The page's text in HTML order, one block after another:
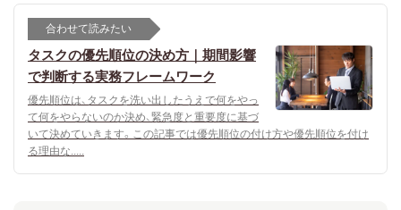
合わせて読みたい
タスクの優先順位の決め方｜期間影響
で判断する実務フレームワーク
優先順位は、タスクを洗い出したうえで何をやっ
て何をやらないのか決め、緊急度と重要度に基づ
いて決めていきます。この記事では優先順位の付け方や優先順位を付け
る理由な.....